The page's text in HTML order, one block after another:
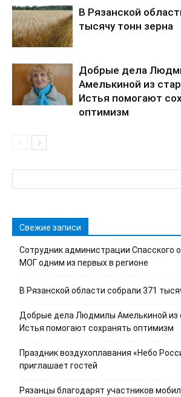
В Рязанской
тысячу тонн зерна
Добрые дела
Амелькиной из
Истья помогают
оптимизм
Свежие записи
Сотрудник администрации Спасского
МОГ одним из первых в регионе
В Рязанской области собрали 371
Добрые дела Людмилы Амелькиной из
Истья помогают сохранять оптимизм
Праздник воздухоплавания «Небо
приглашает гостей
Рязанцы благодарят участников